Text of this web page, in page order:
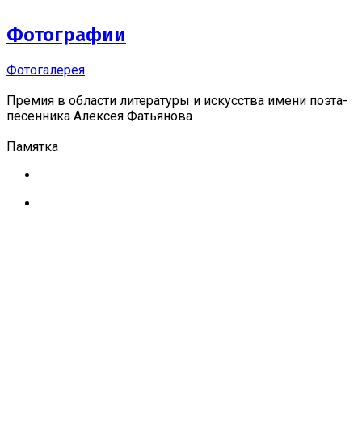
Фотографии
Фотогалерея
Премия в области литературы и искусства имени поэта-
песенника Алексея Фатьянова
Памятка